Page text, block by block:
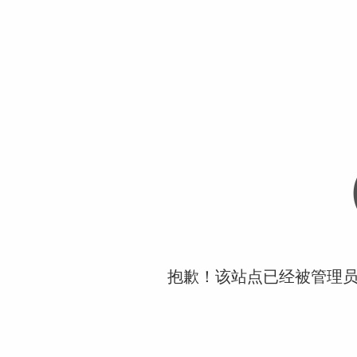
抱歉！该站点已经被管理